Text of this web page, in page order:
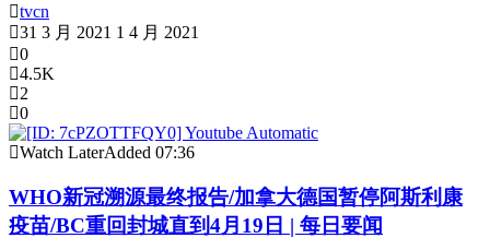
tvcn
31 3 月 2021 1 4 月 2021
0
4.5K
2
0
Watch LaterAdded 07:36
WHO新冠溯源最终报告/加拿大德国暂停阿斯利康
疫苗/BC重回封城直到4月19日 | 每日要闻